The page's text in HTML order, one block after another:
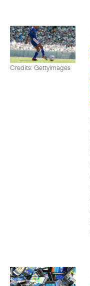
Credits: Gettyimages